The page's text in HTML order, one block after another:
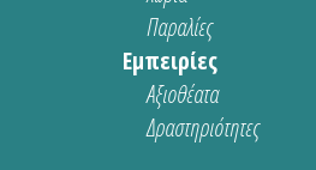
Παραλίες
Εμπειρίες
Αξιοθέατα
Δραστηριότητες